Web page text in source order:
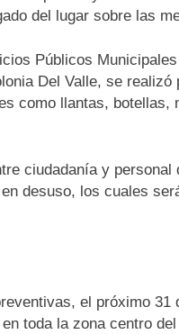
del lugar sobre las
Públicos
Del Valle, se
como llantas,
ciudadanía y
desuso, los cuales
el próximo
toda la zona centro